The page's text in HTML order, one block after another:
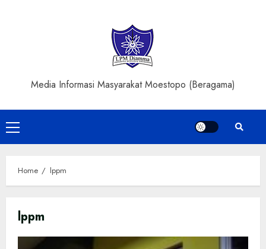
Media Informasi Masyarakat Moestopo (Beragama)
Primary
Menu
Home lppm
lppm